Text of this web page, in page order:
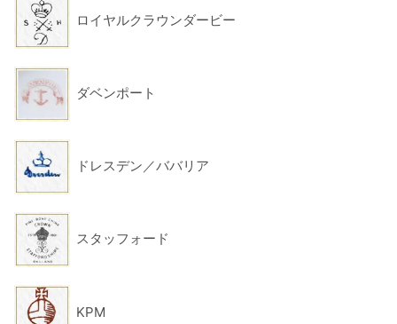
ロイヤルクラウンダービー
ダベンポート
ドレスデン／ババリア
スタッフォード
KPM